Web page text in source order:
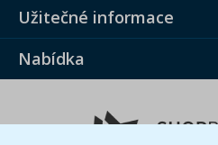
Užitečné informace
Nabídka